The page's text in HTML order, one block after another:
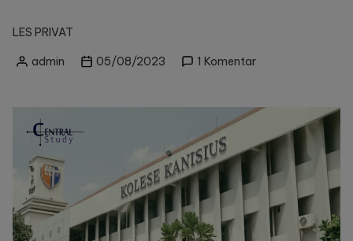
LES PRIVAT
Postedadmin 05/08/2023 1 Komentarpada
Masuk
Kanisius
dengan
Central
Study
Les
Privat!